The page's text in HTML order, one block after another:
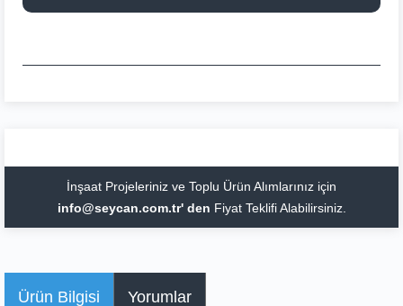
İnşaat Projeleriniz ve Toplu Ürün Alımlarınız için
info@seycan.com.tr' den Fiyat Teklifi Alabilirsiniz.
Ürün Bilgisi Yorumlar